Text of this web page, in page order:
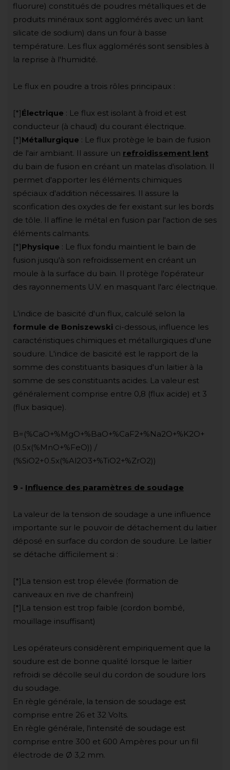
fluorure) constitués de poudres métalliques et de
produits minéraux sont agglomérés avec un liant
silicate de sodium) dans un four à basse
température. Les flux agglomérés sont sensibles à
la reprise à l'humidité.
Le flux en poudre a trois rôles principaux :
[*]Électrique : Le flux est isolant à froid et est
conducteur (à chaud) du courant électrique.
[*]Métallurgique : Le flux protège le bain de fusion
de l'air ambiant. Il assure un refroidissement lent
du bain de fusion en créant un matelas d'isolation. Il
permet d'apporter les éléments chimiques
spéciaux d'addition nécessaires. Il assure la
scorification des oxydes de fer existant sur les bords
de tôle. Il affine le métal en fusion par l'action de ses
éléments calmants.
[*]Physique : Le flux fondu maintient le bain de
fusion jusqu'à son refroidissement en créant un
moule à la surface du bain. Il protège l'opérateur
des rayonnements U.V. en masquant l'arc électrique.
L'indice de basicité d'un flux, calculé selon la
formule de Boniszewski ci-dessous, influence les
caractéristiques chimiques et métallurgiques d'une
soudure. L'indice de basicité est le rapport de la
somme des constituants basiques d'un laitier à la
somme de ses constituants acides. La valeur est
généralement comprise entre 0,8 (flux acide) et 3
(flux basique).
B=(%CaO+%MgO+%BaO+%CaF2+%Na2O+%K2O+
(0.5x(%MnO+%FeO)) /
(%SiO2+0.5x(%Al2O3+%TiO2+%ZrO2))
9 - Influence des paramètres de soudage
La valeur de la tension de soudage a une influence
importante sur le pouvoir de détachement du laitier
déposé en surface du cordon de soudure. Le laitier
se détache difficilement si :
[*]La tension est trop élevée (formation de
caniveaux en rive de chanfrein)
[*]La tension est trop faible (cordon bombé,
mouillage insuffisant)
Les opérateurs considèrent empiriquement que la
soudure est de bonne qualité lorsque le laitier
refroidi se décolle seul du cordon de soudure lors
du soudage.
En règle générale, la tension de soudage est
comprise entre 26 et 32 Volts.
En règle générale, l'intensité de soudage est
comprise entre 300 et 600 Ampères pour un fil
électrode de Ø 3,2 mm.